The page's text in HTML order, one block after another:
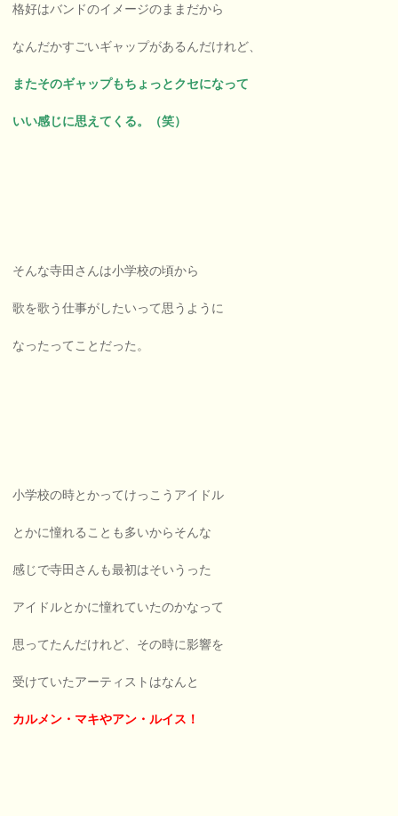
格好はバンドのイメージのままだから
なんだかすごいギャップがあるんだけれど、
またそのギャップもちょっとクセになって
いい感じに思えてくる。（笑）
そんな寺田さんは小学校の頃から
歌を歌う仕事がしたいって思うように
なったってことだった。
小学校の時とかってけっこうアイドル
とかに憧れることも多いからそんな
感じで寺田さんも最初はそいうった
アイドルとかに憧れていたのかなって
思ってたんだけれど、その時に影響を
受けていたアーティストはなんと
カルメン・マキやアン・ルイス！